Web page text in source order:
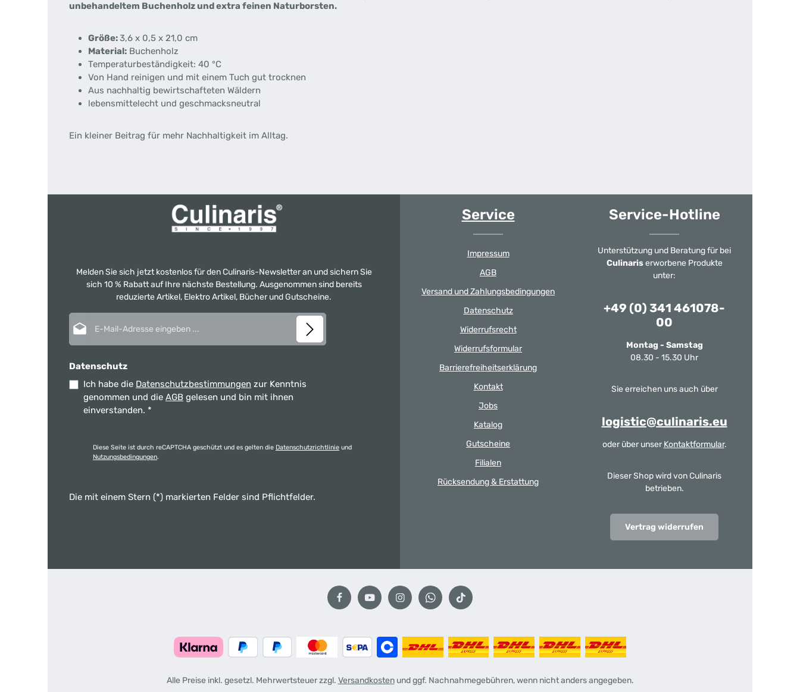
unbehandeltem Buchenholz und extra feinen Naturborsten.
Größe:3,6 x 0,5 x 21,0 cm
Material: Buchenholz
Temperaturbeständigkeit: 40 °C
Von Hand reinigen und mit einem Tuch gut trocknen
Aus nachhaltig bewirtschafteten Wäldern
lebensmittelecht und geschmacksneutral
Ein kleiner Beitrag für mehr Nachhaltigkeit im Alltag.
Melden Sie sich jetzt kostenlos für den Culinaris-Newsletter an und sichern Sie
sich 10 % Rabatt auf Ihre nächste Bestellung. Ausgenommen sind bereits
reduzierte Artikel, Elektro Artikel, Bücher und Gutscheine.
Datenschutz
Ich habe die Datenschutzbestimmungen zur Kenntnis
genommen und die AGB gelesen und bin mit ihnen
einverstanden. *
Diese Seite ist durch reCAPTCHA geschützt und es gelten die Datenschutzrichtlinie und
Nutzungsbedingungen.
Die mit einem Stern (*) markierten Felder sind Pflichtfelder.
Service
Impressum
AGB
Versand und Zahlungsbedingungen
Datenschutz
Widerrufsrecht
Widerrufsformular
Barrierefreiheitserklärung
Kontakt
Jobs
Katalog
Gutscheine
Filialen
Rücksendung & Erstattung
Service-Hotline
Unterstützung und Beratung für bei
Culinariserworbene Produkte
unter:
+49 (0) 341 461078-
00
Montag - Samstag
08.30 - 15.30 Uhr
Sie erreichen uns auch über
logistic@culinaris.eu
oder über unser Kontaktformular.
Dieser Shop wird von Culinaris
betrieben.
Vertrag widerrufen
Alle Preise inkl. gesetzl. Mehrwertsteuer zzgl. Versandkostenund ggf. Nachnahmegebühren, wenn nicht anders angegeben.